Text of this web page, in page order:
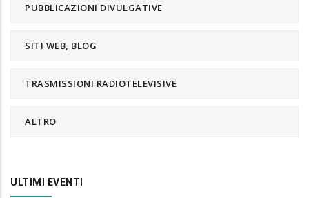
PUBBLICAZIONI DIVULGATIVE
SITI WEB, BLOG
TRASMISSIONI RADIOTELEVISIVE
ALTRO
ULTIMI EVENTI